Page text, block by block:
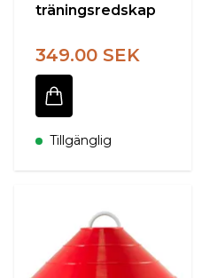
träningsredskap
349.00 SEK
Tillgänglig